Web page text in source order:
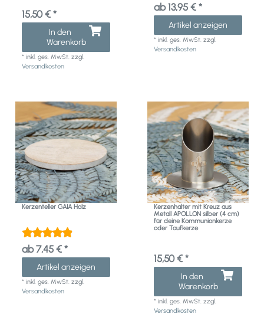
15,50 € *
In den
Warenkorb
*inkl. ges. MwSt. zzgl.
Versandkosten
ab 13,95 € *
Artikel anzeigen
*inkl. ges. MwSt. zzgl.
Versandkosten
Kerzenteller GAIA Holz
ab 7,45 € *
Artikel anzeigen
*inkl. ges. MwSt. zzgl.
Versandkosten
Kerzenhalter mit Kreuz aus
Metall APOLLON silber (4 cm)
für deine Kommunionkerze
oder Taufkerze
15,50 € *
In den
Warenkorb
*inkl. ges. MwSt. zzgl.
Versandkosten